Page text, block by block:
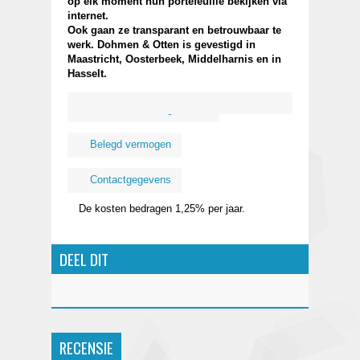
internet.
Ook gaan ze transparant en betrouwbaar te
werk. Dohmen & Otten is gevestigd in
Maastricht, Oosterbeek, Middelharnis en in
Hasselt.
Belegd vermogen
Contactgegevens
De kosten bedragen 1,25% per jaar.
DEEL DIT
RECENSIE